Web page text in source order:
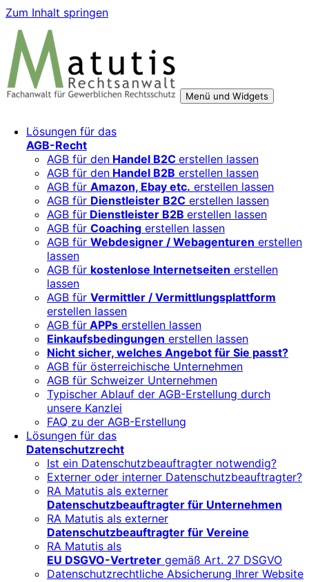
Zum Inhalt springen
wachsen mit starken AGB, Datenschutz und
Markenschutz
Aktivitäten, Plattformen und Innovationen rechtssicher
entwickeln und skalieren wollen.
Menü und Widgets
Lösungen für das
AGB-Recht
AGB für den Handel B2C erstellen lassen
AGB für den Handel B2B erstellen lassen
AGB für Amazon, Ebay etc. erstellen lassen
AGB für Dienstleister B2C erstellen lassen
AGB für Dienstleister B2B erstellen lassen
AGB für Coaching erstellen lassen
AGB für Webdesigner / Webagenturen erstellen
lassen
AGB für kostenlose Internetseiten erstellen
lassen
AGB für Vermittler / Vermittlungsplattform
erstellen lassen
AGB für APPs erstellen lassen
Einkaufsbedingungen erstellen lassen
Nicht sicher, welches Angebot für Sie passt?
AGB für österreichische Unternehmen
AGB für Schweizer Unternehmen
Typischer Ablauf der AGB-Erstellung durch
unsere Kanzlei
FAQ zu der AGB-Erstellung
Lösungen für das
Datenschutzrecht
Ist ein Datenschutzbeauftragter notwendig?
Externer oder interner Datenschutzbeauftragter?
RA Matutis als externer
Datenschutzbeauftragter für Unternehmen
RA Matutis als externer
Datenschutzbeauftragter für Vereine
RA Matutis als
EU DSGVO-Vertreter gemäß Art. 27 DSGVO
Datenschutzrechtliche Absicherung Ihrer Website